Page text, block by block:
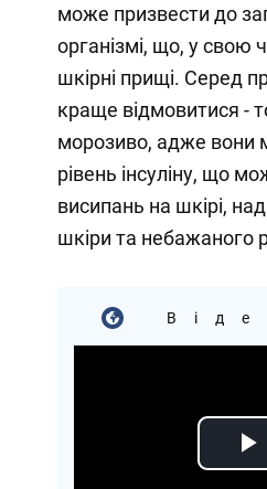
може призвести до
організмі, що, у свою
шкірні прищі. Серед
краще відмовитися -
морозиво, адже вони
рівень інсуліну, що
висипань на шкірі,
шкіри та небажаного